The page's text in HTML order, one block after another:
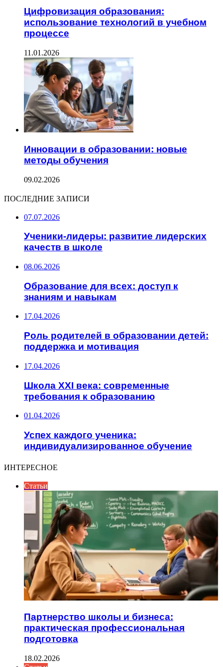
Цифровизация образования:
использование технологий в учебном
процессе
11.01.2026
Инновации в образовании: новые
методы обучения
09.02.2026
ПОСЛЕДНИЕ ЗАПИСИ
07.07.2026
Ученики-лидеры: развитие лидерских
качеств в школе
08.06.2026
Образование для всех: доступ к
знаниям и навыкам
17.04.2026
Роль родителей в образовании детей:
поддержка и мотивация
17.04.2026
Школа XXI века: современные
требования к образованию
01.04.2026
Успех каждого ученика:
индивидуализированное обучение
ИНТЕРЕСНОЕ
Статьи
Партнерство школы и бизнеса:
практическая профессиональная
подготовка
18.02.2026